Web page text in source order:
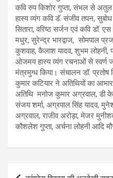
कवि रुप किशोर गुप्ता, संभल से अतुल
हास्य व्यंग कवि डॅ. संजीव तपन,
सितारा, वरिष्ठ सर्जन एवं कवि डॉ.
मधुर, सुरेन्द्र भारद्वाज, सोमपाल
कुशवाह, कैलाश यादव, शुभम लोहनी,
ओजमय हास्य व्यंग रचनाओं से स्वर्ण
मंत्रमुग्ध किया। संचालन डॉ. प्रतोष
कुमार कटियार ने अतिथियों का
अतिथि मनोज कुमार अग्रवाल, डी के
संजय शर्मा, अग्रपाल सिंह यादव,
अग्रवाल, राजीव अरोड़ा, मेजर
कौशलेश गुप्ता, अर्चना लोहनी आदि